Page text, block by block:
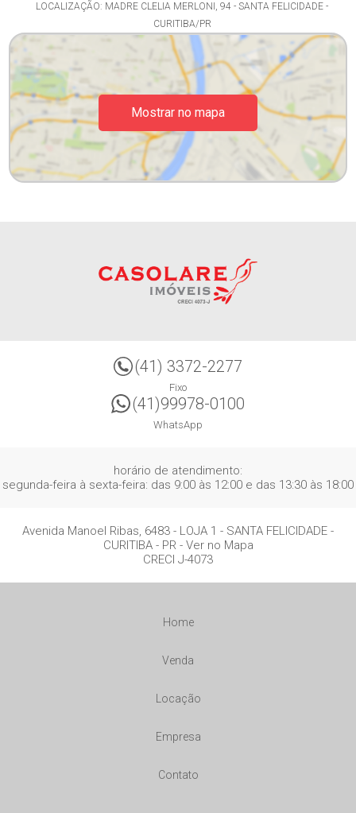
LOCALIZAÇÃO: MADRE CLELIA MERLONI, 94 - SANTA FELICIDADE -
CURITIBA/PR
Mostrar no mapa
(41) 3372-2277
Fixo
(41)99978-0100
WhatsApp
horário de atendimento:
segunda-feira à sexta-feira: das 9:00 às 12:00 e das 13:30 às 18:00
Avenida Manoel Ribas, 6483 - LOJA 1 - SANTA FELICIDADE -
CURITIBA- PR- Ver no Mapa
CRECI J-4073
Home
Venda
Locação
Empresa
Contato